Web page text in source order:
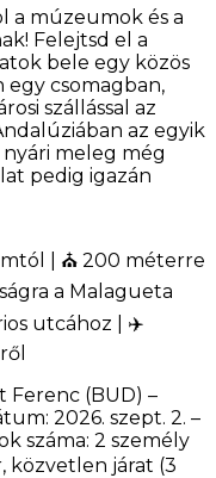
a múzeumok és a
Felejtsd el a
bele egy közös
egy csomagban,
szállással az
az egyik
meleg még
pedig igazán
| ⛪ 200 méterre
a Malagueta
utcához | ✈️
Ferenc (BUD) –
2026. szept. 2. –
száma: 2 személy
közvetlen járat (3